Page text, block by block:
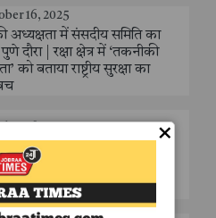
16, 2025
की अध्यक्षता में संसदीय समिति का
दौरा | रक्षा क्षेत्र में ‘तकनीकी
को बताया राष्ट्रीय सुरक्षा का
ने किया अखिल भारतीय
का दौरा, कहा – “दुनिया को
ज्ञान की है आवश्यकता”
×